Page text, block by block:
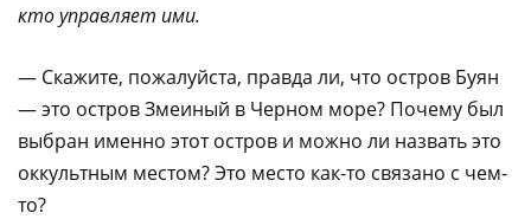
ктоуправляет ими.
— Скажите, пожалуйста, правда ли, что остров Буян
— это остров Змеиный в Черном море? Почему был
выбран именно этот остров и можно ли назвать это
оккультным местом? Это место как-то связано с чем-
то?